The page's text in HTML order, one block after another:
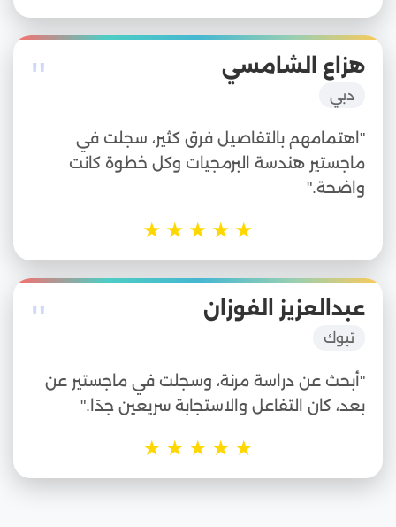
" هزاع الشامسي
دبي
"اهتمامهم بالتفاصيل فرق كثير، سجلت في
ماجستير هندسة البرمجيات وكل خطوة كانت
واضحة."
★
★
★
★
★
" عبدالعزيز الفوزان
تبوك
"أبحث عن دراسة مرنة، وسجلت في ماجستير عن
بعد، كان التفاعل والاستجابة سريعين جدًا."
★
★
★
★
★